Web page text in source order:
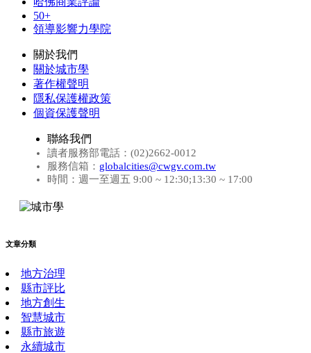
50+
領導影響力學院
關於我們
關於城市學
著作權聲明
隱私保護權政策
個資保護聲明
聯絡我們
讀者服務部電話：(02)2662-0012
服務信箱： globalcities@cwgv.com.tw
時間：週一至週五 9:00 ~ 12:30;13:30 ~ 17:00
文章分類
地方治理
縣市評比
地方創生
智慧城市
縣市旅遊
永續城市